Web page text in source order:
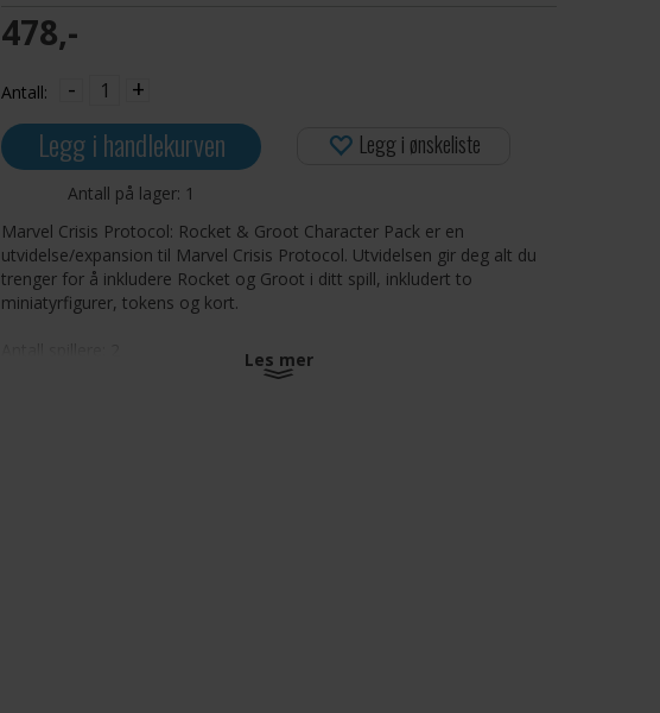
478,-
Antall: - +
Legg i handlekurven
Antall på lager: 1
Legg i ønskeliste
Marvel Crisis Protocol: Rocket & Groot Character Pack er en
utvidelse/expansion til Marvel Crisis Protocol. Utvidelsen gir deg alt du
trenger for å inkludere Rocket og Groot i ditt spill, inkludert to
miniatyrfigurer, tokens og kort.
Les mer